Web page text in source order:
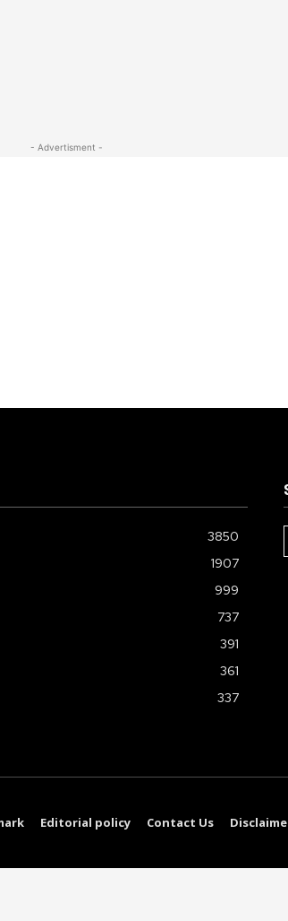
- Advertisment -
3850
1907
999
737
391
361
337
Editorial policy Contact Us